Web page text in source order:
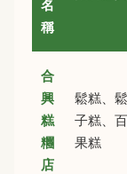
名
稱
合
興
糕
糰
店
鬆糕、鬆
子糕、百
果糕